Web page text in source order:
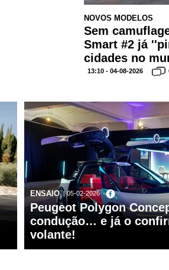
NOVOS MODELOS
Sem
Smart #2 já
cidades no
13:10 - 04-08-2026
ENSAIO | 05-02-2026
Peugeot Polygon
condução… e já o
volante!